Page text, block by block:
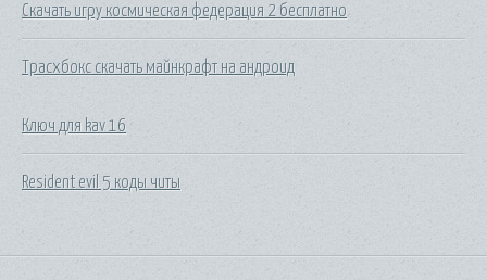
Скачать игру космическая федерация 2 бесплатно
Трасхбокс скачать майнкрафт на андроид
Ключ для kav 16
Resident evil 5 коды читы